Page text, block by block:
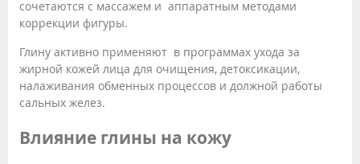
сочетаются с массажем и аппаратным методами
коррекции фигуры.
Глину активно применяют в программах ухода за
жирной кожей лица для очищения, детоксикации,
налаживания обменных процессов и должной работы
сальных желез.
Влияние глины на кожу